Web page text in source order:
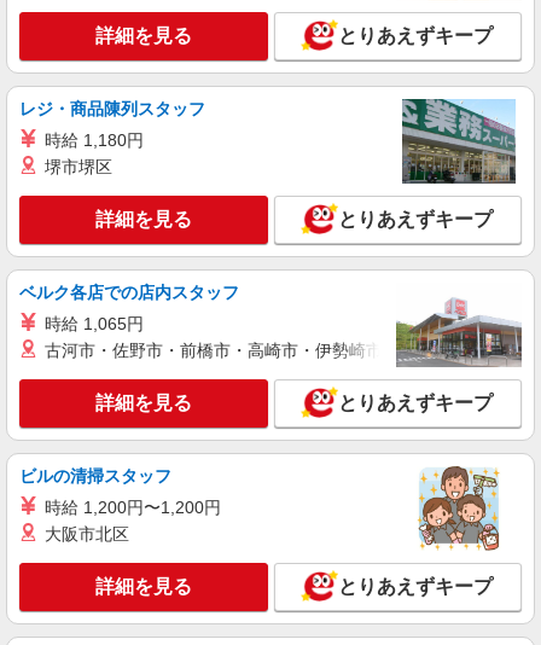
月給230,000円〜450,000円 交通費全額支給 ※
経験・年齢を考慮して当社規定により優遇 ※試用
期間1〜3か月あり （給与・待遇に変わりなし） ■
昇給あり:年1回（4月） ■賞与あり:年2回（6月・
12月） ■各種手当あり ・皆勤手当 ・残業手当 ・
役職手当（副店長以上） ・資格手当 ・家族手当
（配偶者：月1万円、子1人：月5千円） ■退職金制
万円〜
業務スーパー 金井町店 （神奈川県横浜市栄
区金井町80-1）
キープ 詳細を見る
詳細を見る とりあえずキープ
レジ・商品陳列スタッフ
時給 1,180円
堺市堺区
詳細を見る とりあえずキープ
ベルク各店での店内スタッフ
時給 1,065円
古河市・佐野市・前橋市・高崎市・伊勢崎市・太田市・館林市
詳細を見る とりあえずキープ
ビルの清掃スタッフ
時給 1,200円〜1,200円
大阪市北区
詳細を見る とりあえずキープ